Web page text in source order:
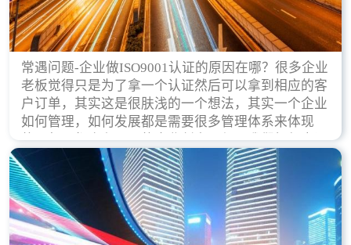
常遇问题-企业做ISO9001认证的原因在哪？很多企业
老板觉得只是为了拿一个认证然后可以拿到相应的客
户订单，其实这是很肤浅的一个想法，其实一个企业
如何管理，如何发展都是需要很多管理体系来体现
的，每天都会有不同的企业创立，但是我们如何去证
实一个企业的合法，有质量保证了？这就是ISO9001
认证体现价值的时候，那么键锋小编就来细说下企业
做ISO9001认证的根本原因。